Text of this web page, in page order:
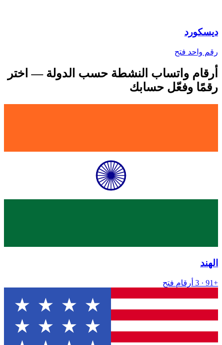
ديسكورد
رقم واحد فتح
أرقام واتساب النشطة حسب الدولة — اختر
رقمًا وفعّل حسابك
الهند
+91 · 3 أرقام فتح